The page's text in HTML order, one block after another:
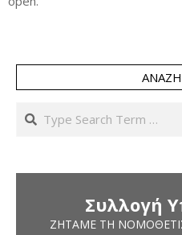
Search
Συλλογή
ΖΗΤΆΜΕ ΤΗ